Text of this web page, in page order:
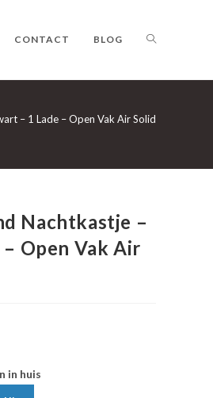
CONTACT BLOG TOGGLE
WEBSITE
– 1 Lade – Open Vak Air Solid
Nachtkastje –
Open Vak Air
in huis